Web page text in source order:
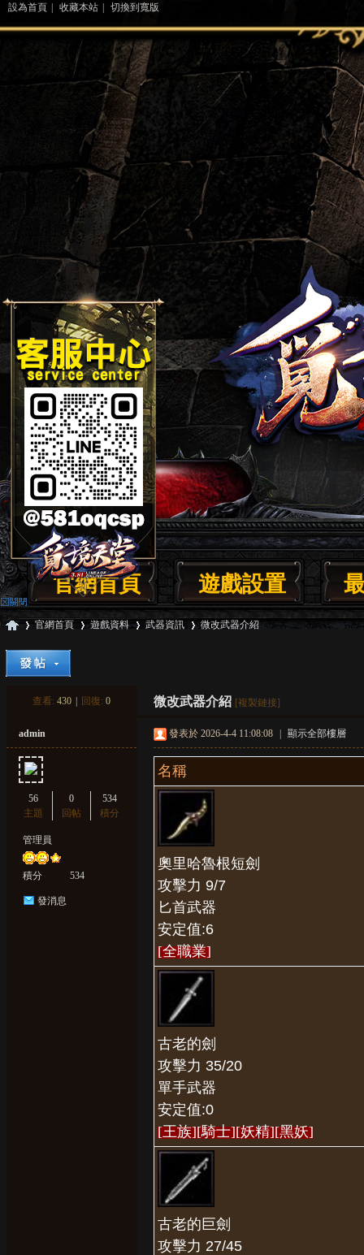
設為首頁 收藏本站 切換到寬版
官網首頁 遊戲設置
官網首頁
›
遊戲資料 武器資訊
›
微改武器介紹
查看: 430 回復: 0 微改武器介紹 [複製鏈接]
admin
56
主題
0
回帖
534
積分
管理員
積分 534
發消息
發表於 2026-4-4 11:08:08 顯示全部樓層
名稱
奧里哈魯根短劍
攻擊力 9/7
匕首武器
安定值:6
[全職業]
古老的劍
攻擊力 35/20
單手武器
安定值:0
[王族][騎士][妖精][黑妖]
古老的巨劍
攻擊力 27/45